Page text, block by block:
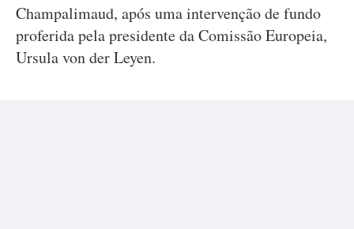
Champalimaud, após uma intervenção de fundo
proferida pela presidente da Comissão Europeia,
Ursula von der Leyen.